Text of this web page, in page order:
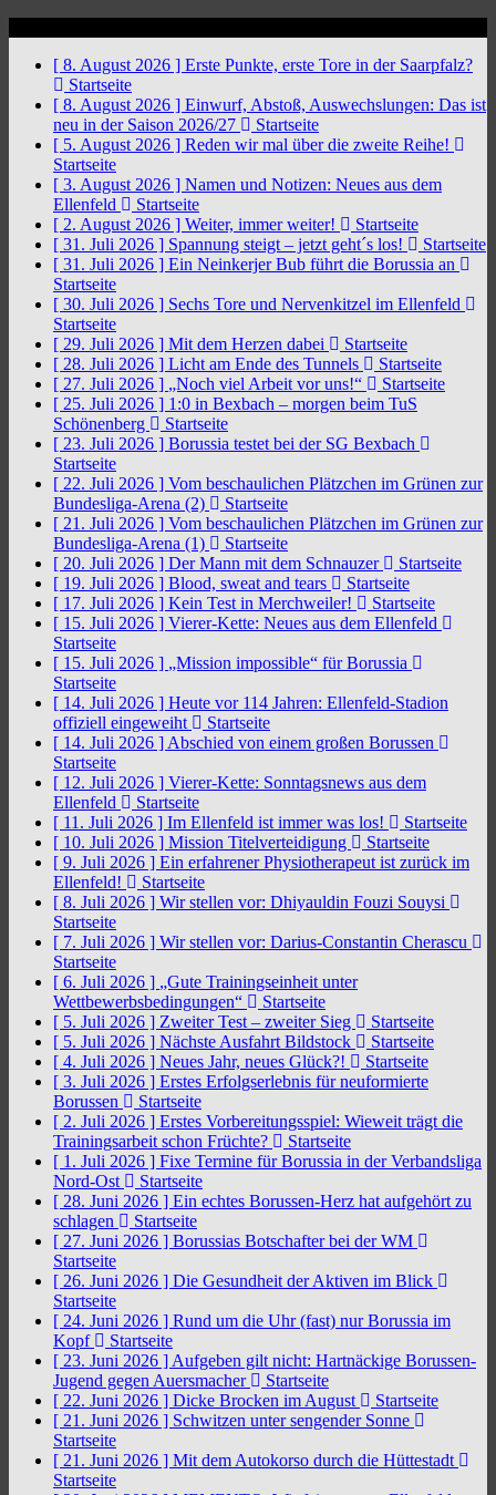
[ 8. August 2026 ] Erste Punkte, erste Tore in der Saarpfalz?
Startseite
[ 8. August 2026 ] Einwurf, Abstoß, Auswechslungen: Das ist
neu in der Saison 2026/27
Startseite
[ 5. August 2026 ] Reden wir mal über die zweite Reihe!
Startseite
[ 3. August 2026 ] Namen und Notizen: Neues aus dem
Ellenfeld
Startseite
[ 2. August 2026 ] Weiter, immer weiter!
Startseite
[ 31. Juli 2026 ] Spannung steigt – jetzt geht´s los!
Startseite
[ 31. Juli 2026 ] Ein Neinkerjer Bub führt die Borussia an
Startseite
[ 30. Juli 2026 ] Sechs Tore und Nervenkitzel im Ellenfeld
Startseite
[ 29. Juli 2026 ] Mit dem Herzen dabei
Startseite
[ 28. Juli 2026 ] Licht am Ende des Tunnels
Startseite
[ 27. Juli 2026 ] „Noch viel Arbeit vor uns!“
Startseite
[ 25. Juli 2026 ] 1:0 in Bexbach – morgen beim TuS
Schönenberg
Startseite
[ 23. Juli 2026 ] Borussia testet bei der SG Bexbach
Startseite
[ 22. Juli 2026 ] Vom beschaulichen Plätzchen im Grünen zur
Bundesliga-Arena (2)
Startseite
[ 21. Juli 2026 ] Vom beschaulichen Plätzchen im Grünen zur
Bundesliga-Arena (1)
Startseite
[ 20. Juli 2026 ] Der Mann mit dem Schnauzer
Startseite
[ 19. Juli 2026 ] Blood, sweat and tears
Startseite
[ 17. Juli 2026 ] Kein Test in Merchweiler!
Startseite
[ 15. Juli 2026 ] Vierer-Kette: Neues aus dem Ellenfeld
Startseite
[ 15. Juli 2026 ] „Mission impossible“ für Borussia
Startseite
[ 14. Juli 2026 ] Heute vor 114 Jahren: Ellenfeld-Stadion
offiziell eingeweiht
Startseite
[ 14. Juli 2026 ] Abschied von einem großen Borussen
Startseite
[ 12. Juli 2026 ] Vierer-Kette: Sonntagsnews aus dem
Ellenfeld
Startseite
[ 11. Juli 2026 ] Im Ellenfeld ist immer was los!
Startseite
[ 10. Juli 2026 ] Mission Titelverteidigung
Startseite
[ 9. Juli 2026 ] Ein erfahrener Physiotherapeut ist zurück im
Ellenfeld!
Startseite
[ 8. Juli 2026 ] Wir stellen vor: Dhiyauldin Fouzi Souysi
Startseite
[ 7. Juli 2026 ] Wir stellen vor: Darius-Constantin Cherascu
Startseite
[ 6. Juli 2026 ] „Gute Trainingseinheit unter
Wettbewerbsbedingungen“
Startseite
[ 5. Juli 2026 ] Zweiter Test – zweiter Sieg
Startseite
[ 5. Juli 2026 ] Nächste Ausfahrt Bildstock
Startseite
[ 4. Juli 2026 ] Neues Jahr, neues Glück?!
Startseite
[ 3. Juli 2026 ] Erstes Erfolgserlebnis für neuformierte
Borussen
Startseite
[ 2. Juli 2026 ] Erstes Vorbereitungsspiel: Wieweit trägt die
Trainingsarbeit schon Früchte?
Startseite
[ 1. Juli 2026 ] Fixe Termine für Borussia in der Verbandsliga
Nord-Ost
Startseite
[ 28. Juni 2026 ] Ein echtes Borussen-Herz hat aufgehört zu
schlagen
Startseite
[ 27. Juni 2026 ] Borussias Botschafter bei der WM
Startseite
[ 26. Juni 2026 ] Die Gesundheit der Aktiven im Blick
Startseite
[ 24. Juni 2026 ] Rund um die Uhr (fast) nur Borussia im
Kopf
Startseite
[ 23. Juni 2026 ] Aufgeben gilt nicht: Hartnäckige Borussen-
Jugend gegen Auersmacher
Startseite
[ 22. Juni 2026 ] Dicke Brocken im August
Startseite
[ 21. Juni 2026 ] Schwitzen unter sengender Sonne
Startseite
[ 21. Juni 2026 ] Mit dem Autokorso durch die Hüttestadt
Startseite